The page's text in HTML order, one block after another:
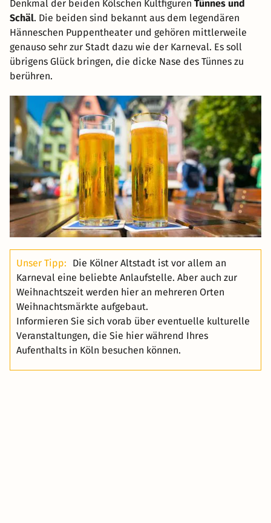
Denkmal der beiden Kölschen Kultfiguren Tünnes und
Schäl. Die beiden sind bekannt aus dem legendären
Hänneschen Puppentheater und gehören mittlerweile
genauso sehr zur Stadt dazu wie der Karneval. Es soll
übrigens Glück bringen, die dicke Nase des Tünnes zu
berühren.
Unser Tipp:
Die Kölner Altstadt ist vor allem an
Karneval eine beliebte Anlaufstelle. Aber auch zur
Weihnachtszeit werden hier an mehreren Orten
Weihnachtsmärkte aufgebaut.
Informieren Sie sich vorab über eventuelle kulturelle
Veranstaltungen, die Sie hier während Ihres
Aufenthalts in Köln besuchen können.